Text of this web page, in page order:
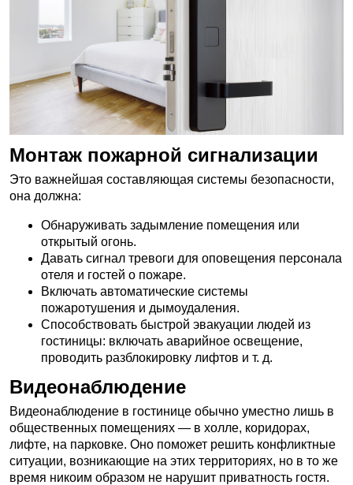
Монтаж пожарной сигнализации
Это важнейшая составляющая системы безопасности,
она должна:
Обнаруживать задымление помещения или
открытый огонь.
Давать сигнал тревоги для оповещения персонала
отеля и гостей о пожаре.
Включать автоматические системы
пожаротушения и дымоудаления.
Способствовать быстрой эвакуации людей из
гостиницы: включать аварийное освещение,
проводить разблокировку лифтов и т. д.
Видеонаблюдение
Видеонаблюдение в гостинице обычно уместно лишь в
общественных помещениях — в холле, коридорах,
лифте, на парковке. Оно поможет решить конфликтные
ситуации, возникающие на этих территориях, но в то же
время никоим образом не нарушит приватность гостя.